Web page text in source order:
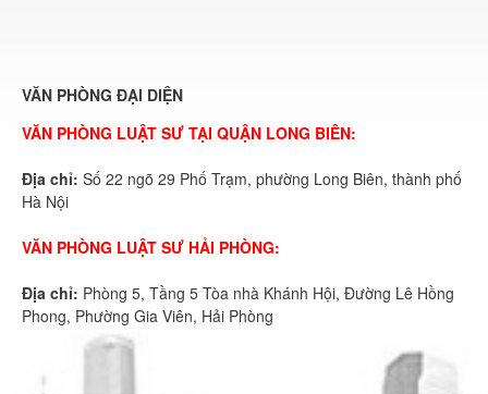
VĂN PHÒNG ĐẠI DIỆN
VĂN PHÒNG LUẬT SƯ TẠI QUẬN LONG BIÊN:
Địa chỉ: Số 22 ngõ 29 Phố Trạm, phường Long Biên, thành phố
Hà Nội
VĂN PHÒNG LUẬT SƯ HẢI PHÒNG:
Địa chỉ: Phòng 5, Tầng 5 Tòa nhà Khánh Hội, Đường Lê Hồng
Phong, Phường Gia Viên, Hải Phòng